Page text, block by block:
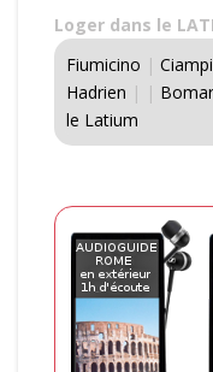
Loger dans le
Fiumicino |
Hadrien | |
le Latium